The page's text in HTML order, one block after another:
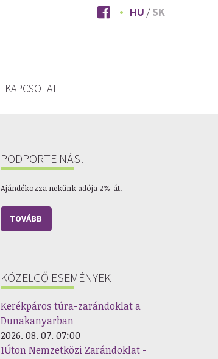
HU SK
KAPCSOLAT
PODPORTE NÁS!
Ajándékozza nekünk adója 2%-át.
TOVÁBB
KÖZELGŐ ESEMÉNYEK
Kerékpáros túra-zarándoklat a
Dunakanyarban
2026. 08. 07. 07:00
1Úton Nemzetközi Zarándoklat -